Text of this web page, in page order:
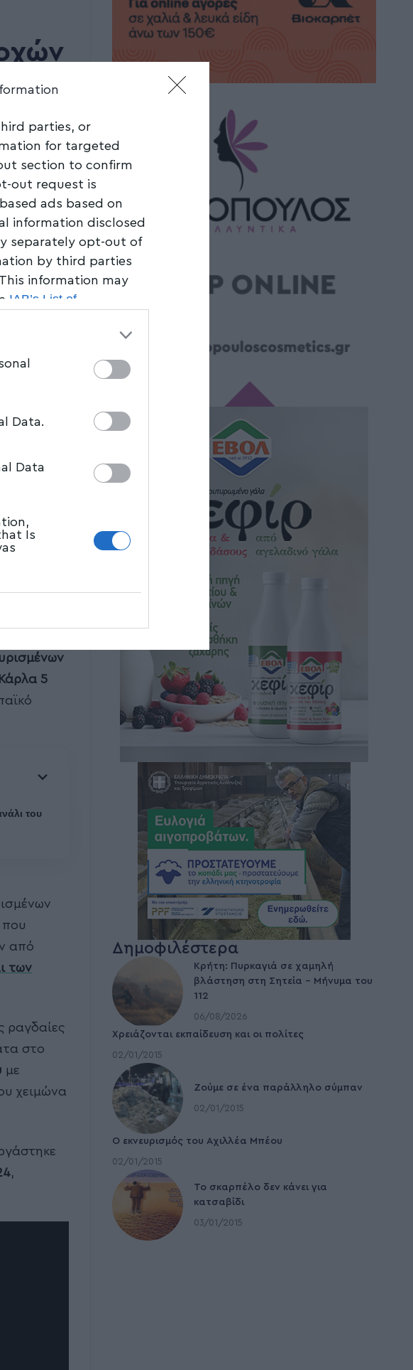
parties, or
for targeted
section to confirm
out request is
ads based on
information disclosed
separately opt-out of
by third parties
information may
IAB’s List of
Data.
Data
Is
Κάρλα 5
του
που
από
των
ραγδαίες
στο
με
χειμώνα
,
Δημοφιλέστερα
Κρήτη: Πυρκαγιά σε χαμηλή
βλάστηση στη Σητεία – Μήνυμα του
112
06/08/2026
Χρειάζονται εκπαίδευση και οι πολίτες
02/01/2015
Ζούμε σε ένα παράλληλο σύμπαν
02/01/2015
Ο εκνευρισμός του Αχιλλέα Μπέου
02/01/2015
To σκαρπέλο δεν κάνει για
κατσαβίδι
03/01/2015